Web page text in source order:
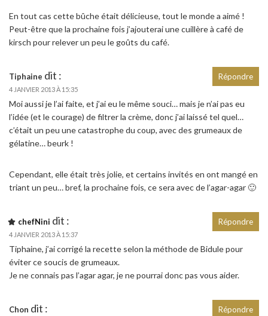
En tout cas cette bûche était délicieuse, tout le monde a aimé !
Peut-être que la prochaine fois j’ajouterai une cuillère à café de
kirsch pour relever un peu le goûts du café.
Tiphaine dit :
4 JANVIER 2013 À 15:35
Moi aussi je l’ai faite, et j’ai eu le même souci… mais je n’ai pas eu
l’idée (et le courage) de filtrer la crème, donc j’ai laissé tel quel…
c’était un peu une catastrophe du coup, avec des grumeaux de
gélatine… beurk !
Cependant, elle était très jolie, et certains invités en ont mangé en
triant un peu… bref, la prochaine fois, ce sera avec de l’agar-agar 🙂
Répondre
chefNini dit :
4 JANVIER 2013 À 15:37
Tiphaine, j’ai corrigé la recette selon la méthode de Bidule pour
éviter ce soucis de grumeaux.
Je ne connais pas l’agar agar, je ne pourrai donc pas vous aider.
Répondre
Chon dit : Répondre